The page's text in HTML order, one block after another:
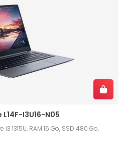
I3U16-N05
i3 1315U, RAM 16 Go, SSD 480 Go,